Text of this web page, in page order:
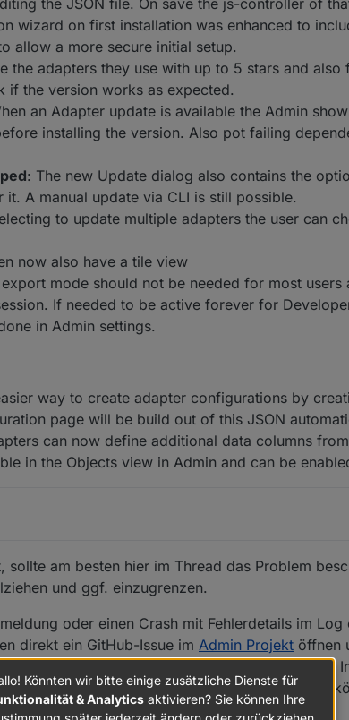
the JSON file. On save the js-controller of
wizard on first installation was enhanced to
allow a more secure initial setup.
the adapters they use with up to 5 stars and also
if the version works as expected.
an Adapter update is available the Admin
installing the version. Also pot failing
: The new Update dialog also contains the
A manual update via CLI is still possible.
to update multiple adapters the user can
now also have a tile view
mode should not be needed for most users
If needed to be active forever for
in Admin settings.
way to create adapter configurations by
page will be build out of this JSON
can now define additional data columns
in the Objects view in Admin and can be
am besten hier im Thread das Problem
und ggf. einzugrenzen.
oder einen Crash mit Fehlerdetails im
direkt ein GitHub-Issue im Admin Projekt öffnen
im Issue sind (genaue Fehlermeldungen/Logs,
Reproduktion des Problems), umso schneller
arbeiten und diese markieren.
Könnten wir bitte einige zusätzliche Dienste für
& Analytics aktivieren? Sie können Ihre